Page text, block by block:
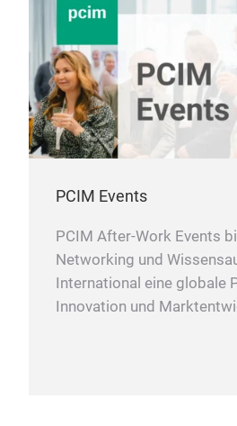
PCIM Events
PCIM After-Work Events
Networking und
International eine globale
Innovation und